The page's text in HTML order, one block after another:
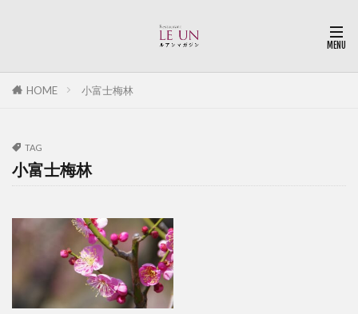
HOME 小富士梅林
TAG
小富士梅林